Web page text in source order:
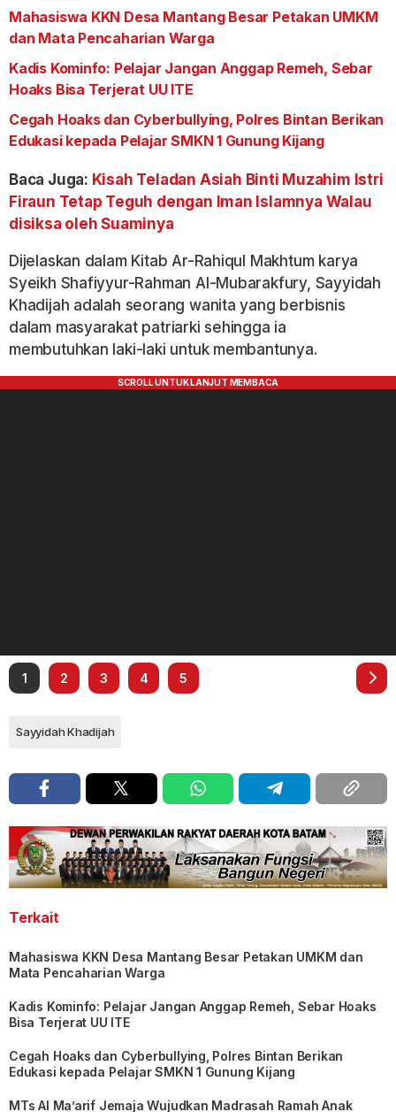
Mahasiswa KKN Desa Mantang Besar Petakan UMKM
dan Mata Pencaharian Warga
Kadis Kominfo: Pelajar Jangan Anggap Remeh, Sebar
Hoaks Bisa Terjerat UU ITE
Cegah Hoaks dan Cyberbullying, Polres Bintan Berikan
Edukasi kepada Pelajar SMKN 1 Gunung Kijang
Baca Juga: Kisah Teladan Asiah Binti Muzahim Istri
Firaun Tetap Teguh dengan Iman Islamnya Walau
disiksa oleh Suaminya
Dijelaskan dalam Kitab Ar-Rahiqul Makhtum karya
Syeikh Shafiyyur-Rahman Al-Mubarakfury, Sayyidah
Khadijah adalah seorang wanita yang berbisnis
dalam masyarakat patriarki sehingga ia
membutuhkan laki-laki untuk membantunya.
1 2 3 4 5
Sayyidah Khadijah
Terkait
Mahasiswa KKN Desa Mantang Besar Petakan UMKM dan
Mata Pencaharian Warga
Kadis Kominfo: Pelajar Jangan Anggap Remeh, Sebar Hoaks
Bisa Terjerat UU ITE
Cegah Hoaks dan Cyberbullying, Polres Bintan Berikan
Edukasi kepada Pelajar SMKN 1 Gunung Kijang
MTs Al Ma’arif Jemaja Wujudkan Madrasah Ramah Anak